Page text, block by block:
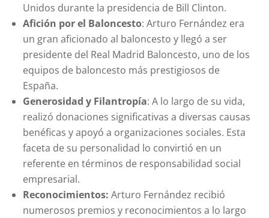
Unidos durante la presidencia de Bill Clinton.
Afición por el Baloncesto: Arturo Fernández era
un gran aficionado al baloncesto y llegó a ser
presidente del Real Madrid Baloncesto, uno de los
equipos de baloncesto más prestigiosos de
España.
Generosidad y Filantropía: A lo largo de su vida,
realizó donaciones significativas a diversas causas
benéficas y apoyó a organizaciones sociales. Esta
faceta de su personalidad lo convirtió en un
referente en términos de responsabilidad social
empresarial.
Reconocimientos: Arturo Fernández recibió
numerosos premios y reconocimientos a lo largo